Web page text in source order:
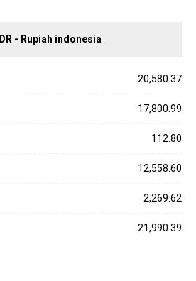
IDR - Rupiah indonesia
20,580.37
17,800.99
112.80
12,558.60
2,269.62
21,990.39